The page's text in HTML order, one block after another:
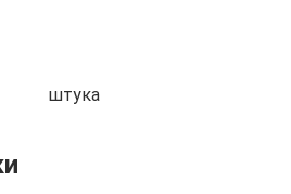
штука